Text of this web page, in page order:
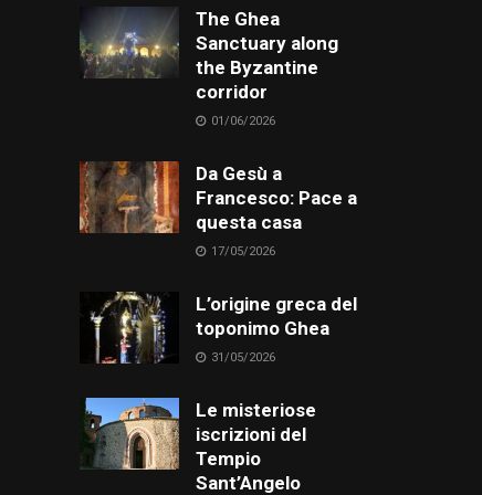
The Ghea
Sanctuary along
the Byzantine
corridor
01/06/2026
Da Gesù a
Francesco: Pace a
questa casa
17/05/2026
L’origine greca del
toponimo Ghea
31/05/2026
Le misteriose
iscrizioni del
Tempio
Sant’Angelo